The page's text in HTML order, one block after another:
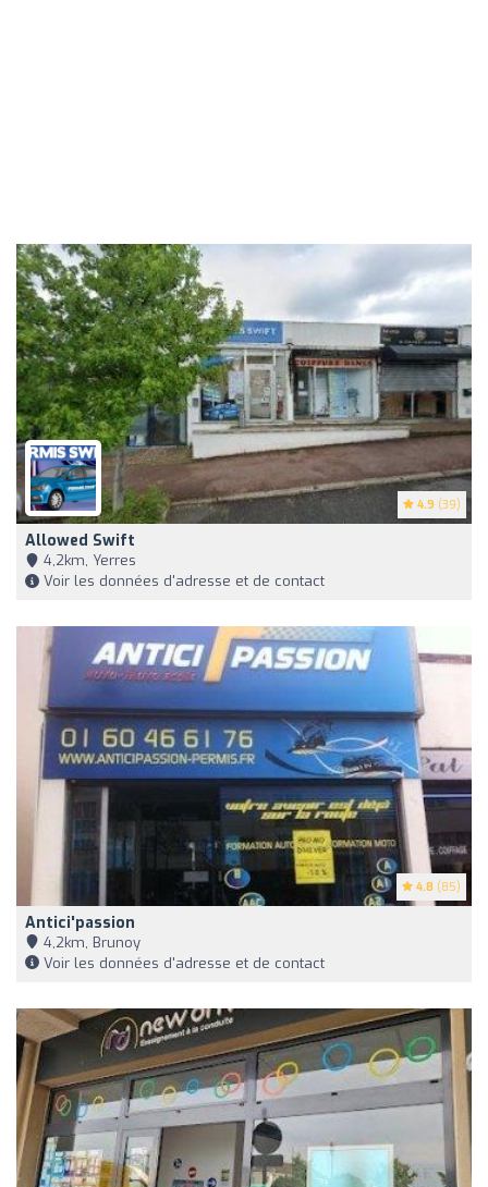
4.9 (39)
Allowed Swift
4,2km, Yerres
Voir les données d'adresse et de contact
4.8 (85)
Antici'passion
4,2km, Brunoy
Voir les données d'adresse et de contact